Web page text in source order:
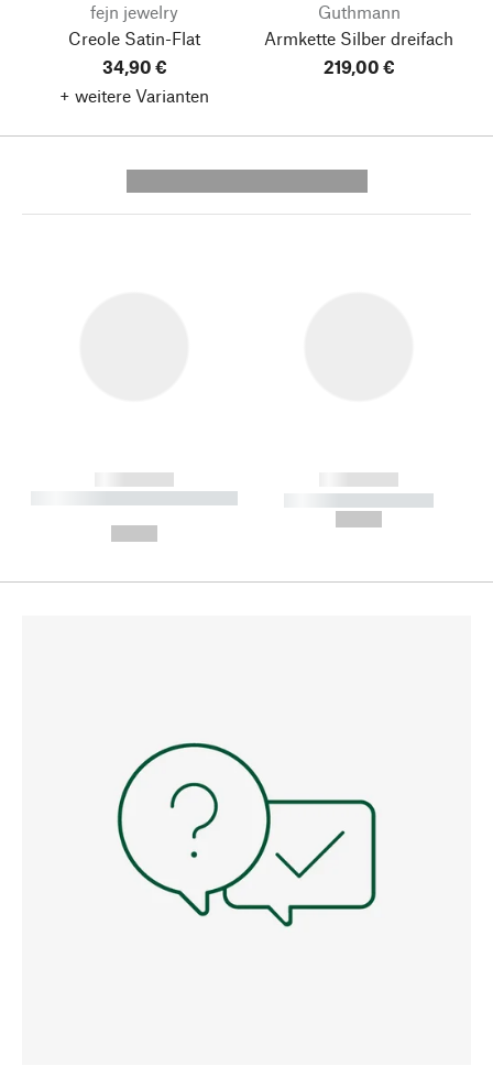
fejn jewelry
Creole Satin-Flat
34,90 €
+ weitere Varianten
Guthmann
Armkette Silber dreifach
219,00 €
------------
----------- ----------- --------
------------
----------- -----------